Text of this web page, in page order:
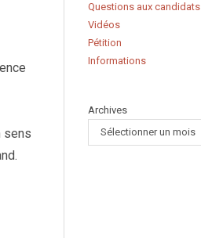
sens
Questions aux candidats
Vidéos
Pétition
Informations
Archives
Sélectionner un mois